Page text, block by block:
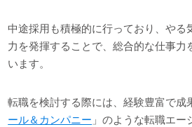
中途採用も積極的に行っており、やる
力を発揮することで、総合的な仕事力
います。
転職を検討する際には、経験豊富で成
ール＆カンパニー 」のような転職エ